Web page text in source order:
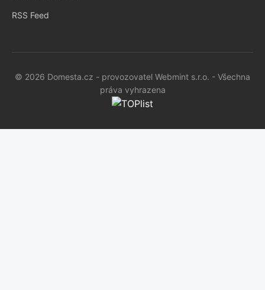
RSS Feed
© 2026 Domesta.cz - provozovatel Webmint s.r.o. - Všechna
práva vyhrazena